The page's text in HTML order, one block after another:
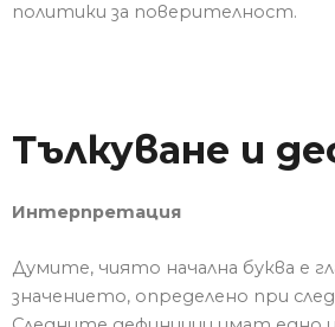
политики за поверителност.
Тълкуване и
Интерпретация
Думите, чиято начална буква е
значението, определено при